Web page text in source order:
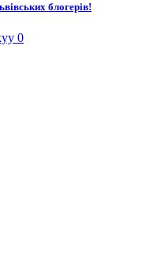
блогерів!
0